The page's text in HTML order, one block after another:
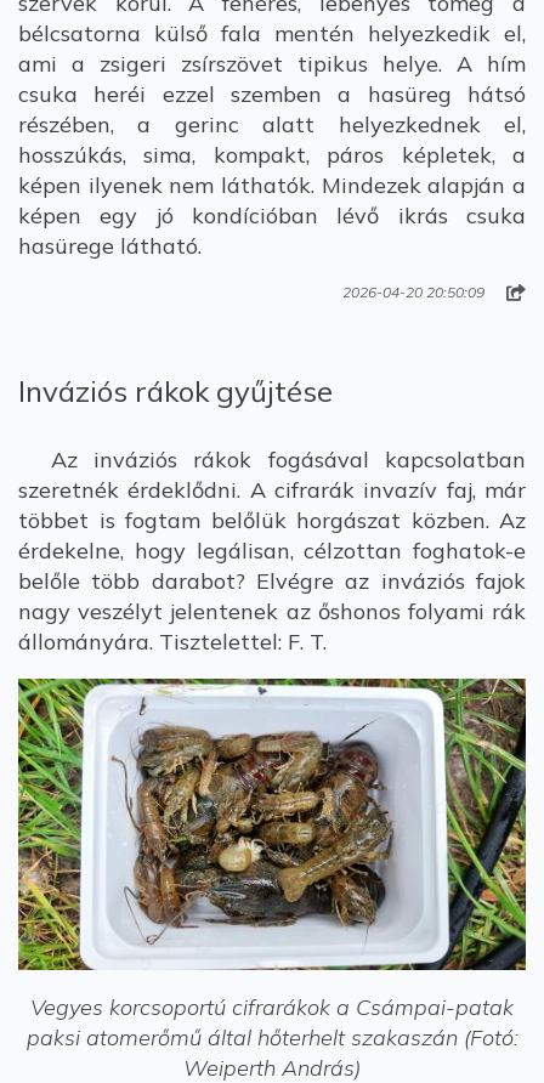
bélcsatorna külső fala mentén helyezkedik el,
ami a zsigeri zsírszövet tipikus helye. A hím
csuka heréi ezzel szemben a hasüreg hátsó
részében, a gerinc alatt helyezkednek el,
hosszúkás, sima, kompakt, páros képletek, a
képen ilyenek nem láthatók. Mindezek alapján a
képen egy jó kondícióban lévő ikrás csuka
hasürege látható.
2026-04-20 20:50:09
Inváziós rákok gyűjtése
Az inváziós rákok fogásával kapcsolatban
szeretnék érdeklődni. A cifrarák invazív faj, már
többet is fogtam belőlük horgászat közben. Az
érdekelne, hogy legálisan, célzottan foghatok-e
belőle több darabot? Elvégre az inváziós fajok
nagy veszélyt jelentenek az őshonos folyami rák
állományára. Tisztelettel: F. T.
Vegyes korcsoportú cifrarákok a Csámpai-patak
paksi atomerőmű által hőterhelt szakaszán (Fotó:
Weiperth András)